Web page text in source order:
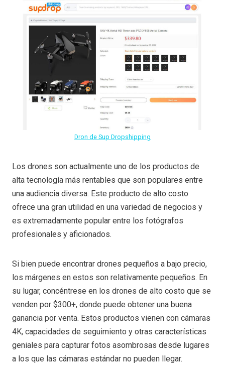
Dron de Sup Dropshipping
Los drones son actualmente uno de los productos de
alta tecnología más rentables que son populares entre
una audiencia diversa. Este producto de alto costo
ofrece una gran utilidad en una variedad de negocios y
es extremadamente popular entre los fotógrafos
profesionales y aficionados.
Si bien puede encontrar drones pequeños a bajo precio,
los márgenes en estos son relativamente pequeños. En
su lugar, concéntrese en los drones de alto costo que se
venden por $300+, donde puede obtener una buena
ganancia por venta. Estos productos vienen con cámaras
4K, capacidades de seguimiento y otras características
geniales para capturar fotos asombrosas desde lugares
a los que las cámaras estándar no pueden llegar.